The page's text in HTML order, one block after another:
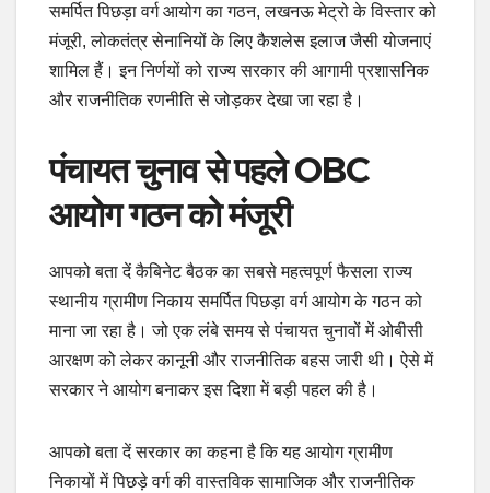
समर्पित पिछड़ा वर्ग आयोग का गठन, लखनऊ मेट्रो के विस्तार को
मंजूरी, लोकतंत्र सेनानियों के लिए कैशलेस इलाज जैसी योजनाएं
शामिल हैं। इन निर्णयों को राज्य सरकार की आगामी प्रशासनिक
और राजनीतिक रणनीति से जोड़कर देखा जा रहा है।
पंचायत चुनाव से पहले OBC
आयोग गठन को मंजूरी
आपको बता दें कैबिनेट बैठक का सबसे महत्वपूर्ण फैसला राज्य
स्थानीय ग्रामीण निकाय समर्पित पिछड़ा वर्ग आयोग के गठन को
माना जा रहा है। जो एक लंबे समय से पंचायत चुनावों में ओबीसी
आरक्षण को लेकर कानूनी और राजनीतिक बहस जारी थी। ऐसे में
सरकार ने आयोग बनाकर इस दिशा में बड़ी पहल की है।
आपको बता दें सरकार का कहना है कि यह आयोग ग्रामीण
निकायों में पिछड़े वर्ग की वास्तविक सामाजिक और राजनीतिक